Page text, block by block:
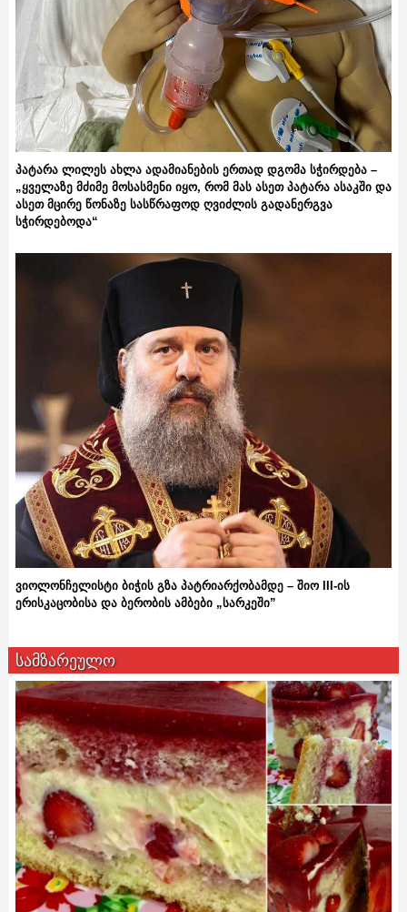
პატარა ლილეს ახლა ადამიანების ერთად დგომა სჭირდება –
„ყველაზე მძიმე მოსასმენი იყო, რომ მას ასეთ პატარა ასაკში და
ასეთ მცირე წონაზე სასწრაფოდ ღვიძლის გადანერგვა
სჭირდებოდა“
ვიოლონჩელისტი ბიჭის გზა პატრიარქობამდე – შიო III-ის
ერისკაცობისა და ბერობის ამბები „სარკეში”
სამზარეულო